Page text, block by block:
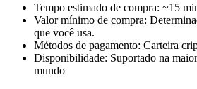
Futuros de criptomoeda
TradFi
Tempo estimado de compra: ~15
Valor mínimo de compra:
que você usa.
Métodos de pagamento: Carteira
Disponibilidade: Suportado na
mundo